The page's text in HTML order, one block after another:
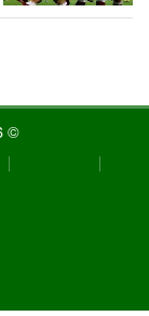
© 2026 Copyright Football Tribe